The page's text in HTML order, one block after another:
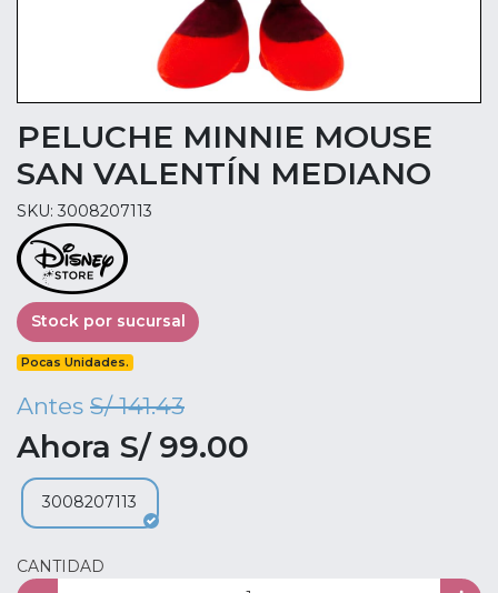
PELUCHE MINNIE MOUSE
SAN VALENTÍN MEDIANO
SKU: 3008207113
Stock por sucursal
Pocas Unidades.
Antes S/ 141.43
Ahora S/ 99.00
3008207113
CANTIDAD